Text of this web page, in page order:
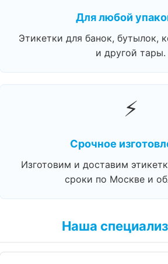
Для любой
Этикетки для банок, бутылок,
и другой тары.
⚡
Срочное
Изготовим и доставим
сроки по Москве и
Наша